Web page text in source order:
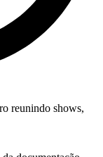
reunindo shows,